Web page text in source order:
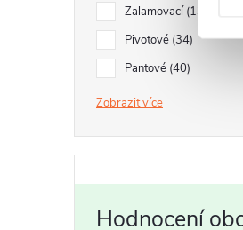
Zalamovací 132
Pivotové 34
Pantové 40
Zobrazit